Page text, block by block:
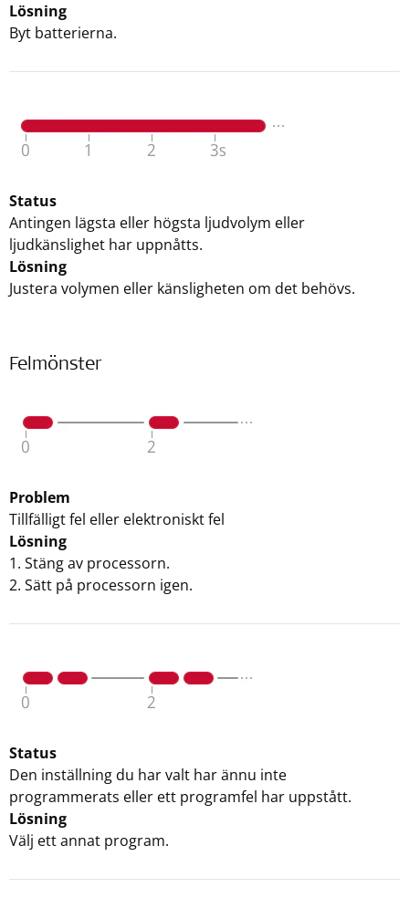
Lösning
Byt batterierna.
Status
Antingen lägsta eller högsta ljudvolym eller
ljudkänslighet har uppnåtts.
Lösning
Justera volymen eller känsligheten om det behövs.
Felmönster
Problem
Tillfälligt fel eller elektroniskt fel
Lösning
1. Stäng av processorn.
2. Sätt på processorn igen.
Status
Den inställning du har valt har ännu inte
programmerats eller ett programfel har uppstått.
Lösning
Välj ett annat program.